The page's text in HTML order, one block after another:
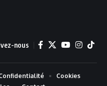
nous
Cookies